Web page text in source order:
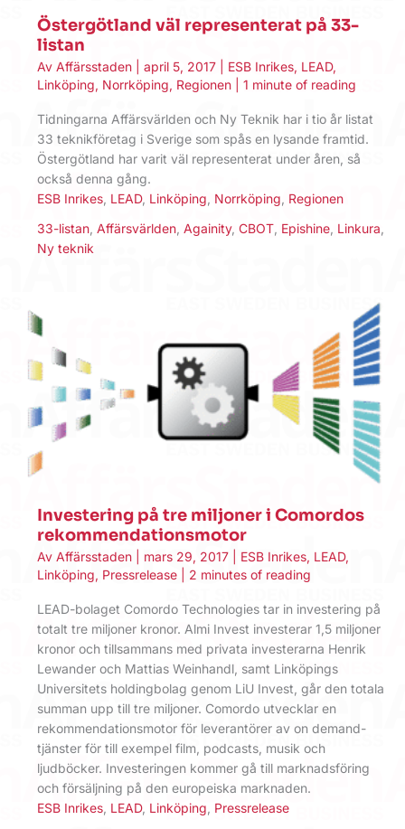
Östergötland väl representerat på 33-
listan
Av Affärsstaden april 5, 2017 ESB Inrikes, LEAD,
Linköping, Norrköping, Regionen 1 minute of reading
Tidningarna Affärsvärlden och Ny Teknik har i tio år listat
33 teknikföretag i Sverige som spås en lysande framtid.
Östergötland har varit väl representerat under åren, så
också denna gång.
ESB Inrikes LEAD, Linköping Norrköping Regionen
33-listan Affärsvärlden Againity, CBOT Epishine Linkura
Ny teknik
Investering på tre miljoner i Comordos
rekommendationsmotor
Av Affärsstaden mars 29, 2017 ESB Inrikes, LEAD,
Linköping, Pressrelease 2 minutes of reading
LEAD-bolaget Comordo Technologies tar in investering på
totalt tre miljoner kronor. Almi Invest investerar 1,5 miljoner
kronor och tillsammans med privata investerarna Henrik
Lewander och Mattias Weinhandl, samt Linköpings
Universitets holdingbolag genom LiU Invest, går den totala
summan upp till tre miljoner. Comordo utvecklar en
rekommendationsmotor för leverantörer av on demand-
tjänster för till exempel film, podcasts, musik och
ljudböcker. Investeringen kommer gå till marknadsföring
och försäljning på den europeiska marknaden.
ESB Inrikes LEAD, Linköping Pressrelease